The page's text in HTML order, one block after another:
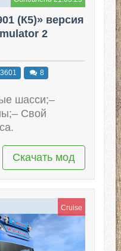
(К5)» версия
2
8
шасси;–
Свой
Скачать мод
Cruise